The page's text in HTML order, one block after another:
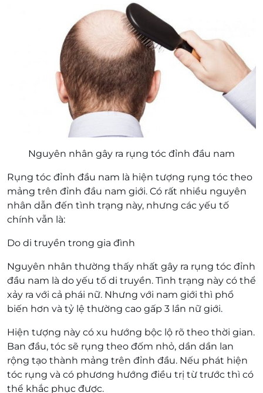
Nguyên nhân gây ra rụng tóc đỉnh đầu nam
Rụng tóc đỉnh đầu nam là hiện tượng rụng tóc theo
mảng trên đỉnh đầu nam giới. Có rất nhiều nguyên
nhân dẫn đến tình trạng này, nhưng các yếu tố
chính vẫn là:
Do di truyền trong gia đình
Nguyên nhân thường thấy nhất gây ra rụng tóc đỉnh
đầu nam là do yếu tố di truyền. Tình trạng này có thể
xảy ra với cả phái nữ. Nhưng với nam giới thì phổ
biến hơn và tỷ lệ thường cao gấp 3 lần nữ giới.
Hiện tượng này có xu hướng bộc lộ rõ theo thời gian.
Ban đầu, tóc sẽ rụng theo đốm nhỏ, dần dần lan
rộng tạo thành mảng trên đỉnh đầu. Nếu phát hiện
tóc rụng và có phương hướng điều trị từ trước thì có
thể khắc phục được.